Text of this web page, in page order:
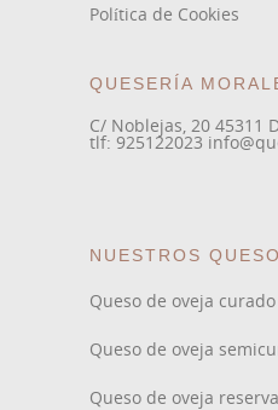
Política de Cookies
QUESERÍA
C/ Noblejas, 20 45311
tlf: 925122023
NUESTROS
Queso de oveja curado
Queso de oveja
Queso de oveja reserva